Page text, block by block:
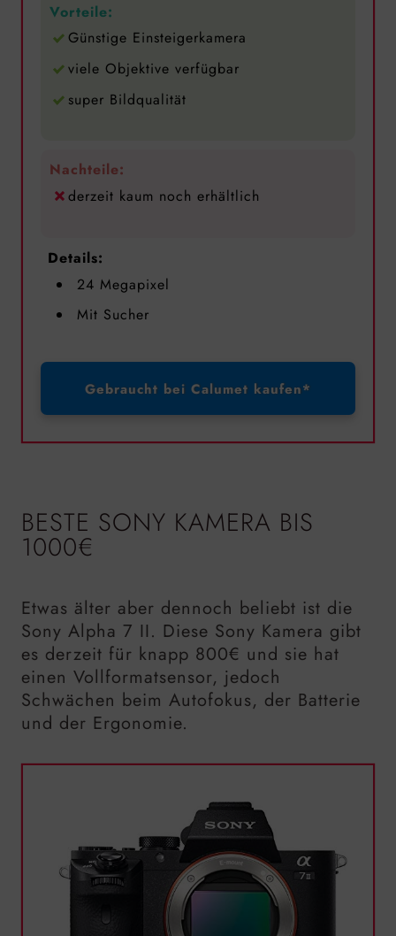
Vorteile:
Günstige Einsteigerkamera
viele Objektive verfügbar
super Bildqualität
Nachteile:
derzeit kaum noch erhältlich
Details:
24 Megapixel
Mit Sucher
Gebraucht bei Calumet kaufen*
BESTE SONY KAMERA BIS
1000€
Etwas älter aber dennoch beliebt ist die
Sony Alpha 7 II. Diese Sony Kamera gibt
es derzeit für knapp 800€ und sie hat
einen Vollformatsensor, jedoch
Schwächen beim Autofokus, der Batterie
und der Ergonomie.